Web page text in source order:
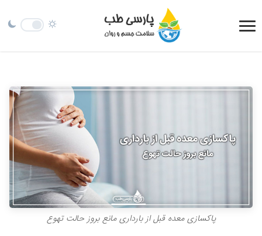
پاکسازی معده قبل از بارداری مانع بروز حالت تهوع